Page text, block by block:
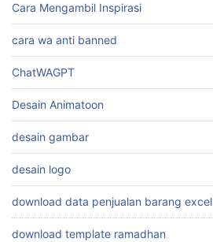
Cara Mengambil Inspirasi
cara wa anti banned
ChatWAGPT
Desain Animatoon
desain gambar
desain logo
download data penjualan barang excel
download template ramadhan